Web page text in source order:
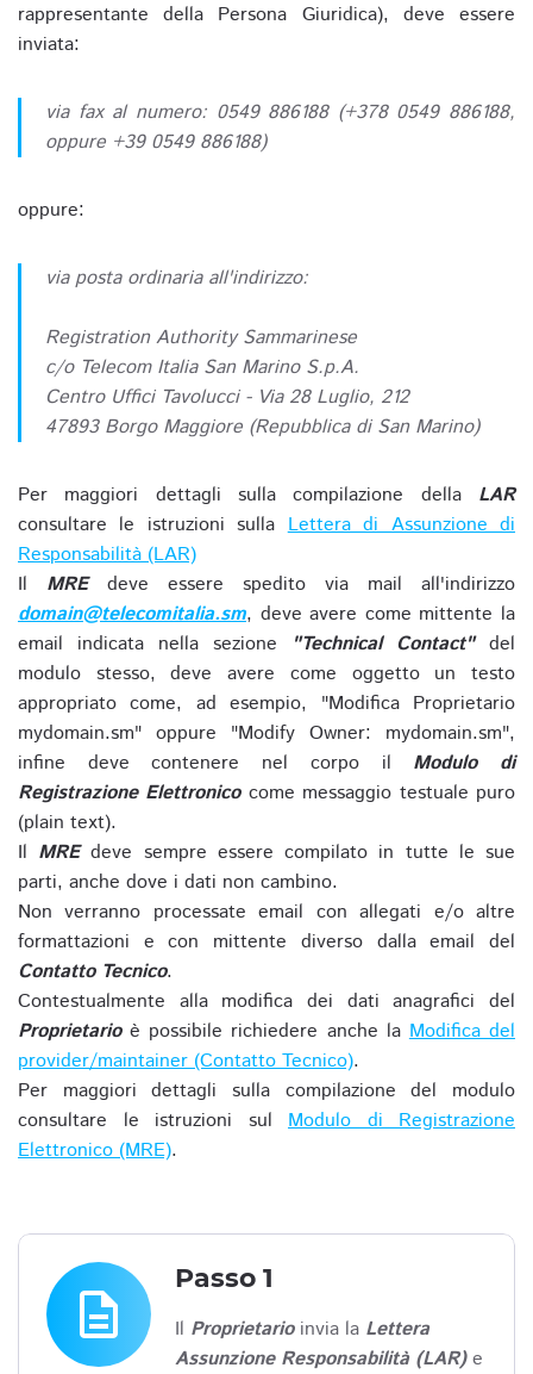
rappresentante della Persona Giuridica), deve essere
inviata:
via fax al numero: 0549 886188 (+378 0549 886188,
oppure +39 0549 886188)
oppure:
via posta ordinaria all'indirizzo:
Registration Authority Sammarinese
c/o Telecom Italia San Marino S.p.A.
Centro Uffici Tavolucci - Via 28 Luglio, 212
47893 Borgo Maggiore (Repubblica di San Marino)
Per maggiori dettagli sulla compilazione della LAR
consultare le istruzioni sullaLettera di Assunzione di
Responsabilità (LAR)
Il MREdeve essere spedito via mail all'indirizzo
domain@telecomitalia.sm, deve avere come mittente la
email indicata nella sezione
"Technical Contact"del
modulo stesso, deve avere come oggetto un testo
appropriato come, ad esempio, "Modifica Proprietario
mydomain.sm" oppure "Modify Owner: mydomain.sm",
infine deve contenere nel corpo il Modulo di
Registrazione Elettronicocome messaggio testuale puro
(plain text).
Il MREdeve sempre essere compilato in tutte le sue
parti, anche dove i dati non cambino.
Non verranno processate email con allegati e/o altre
formattazioni e con mittente diverso dalla email del
Contatto Tecnico.
Contestualmente alla modifica dei dati anagrafici del
Proprietarioè possibile richiedere anche laModifica del
provider/maintainer (Contatto Tecnico).
Per maggiori dettagli sulla compilazione del modulo
consultare le istruzioni sul Modulo di Registrazione
Elettronico (MRE).
description
Passo 1
Il Proprietarioinvia la Lettera
Assunzione Responsabilità (LAR)e